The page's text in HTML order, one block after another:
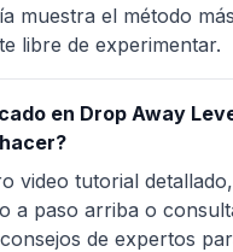
muestra el método
libre de experimentar.
en Drop Away
video tutorial
a paso arriba o
de expertos